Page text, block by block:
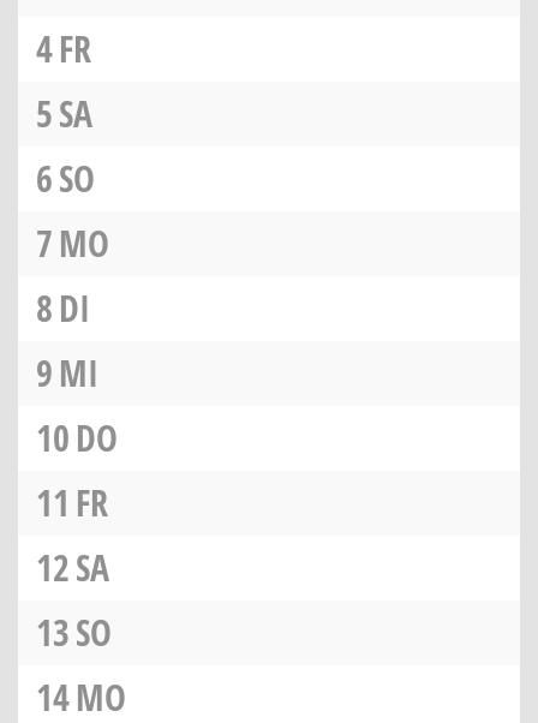
4FR
5SA
6SO
7MO
8DI
9MI
10DO
11 FR
12SA
13SO
14MO